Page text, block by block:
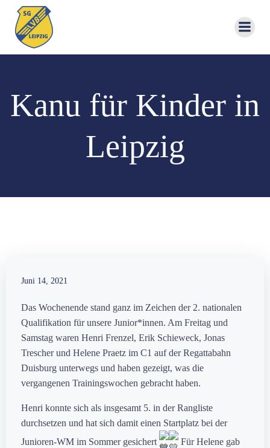
Kanu für Kinder in
Leipzig
Juni 14, 2021
Das Wochenende stand ganz im Zeichen der 2. nationalen
Qualifikation für unsere Junior*innen. Am Freitag und
Samstag waren Henri Frenzel, Erik Schieweck, Jonas
Trescher und Helene Praetz im C1 auf der Regattabahn
Duisburg unterwegs und haben gezeigt, was die
vergangenen Trainingswochen gebracht haben.
Henri konnte sich als insgesamt 5. in der Rangliste
durchsetzen und hat sich damit einen Startplatz bei der
Junioren-WM im Sommer gesichert
Für Helene gab